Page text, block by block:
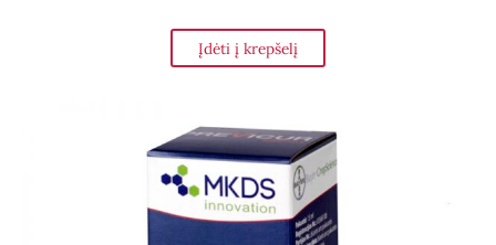
Įdėti į krepšelį